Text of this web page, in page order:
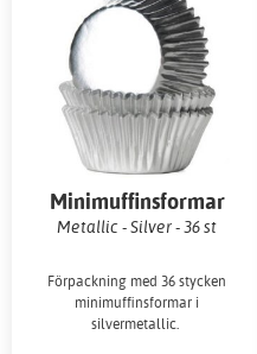
Minimuffinsformar
Metallic - Silver - 36 st
Förpackning med 36 stycken
minimuffinsformar i
silvermetallic.